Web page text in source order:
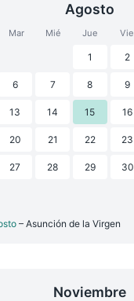
Agosto
Mar Mié Jue Vie
1 2
6 7 8 9
13 14 15 16
20 21 22 23
27 28 29 30
– Asunción de la Virgen
Noviembre